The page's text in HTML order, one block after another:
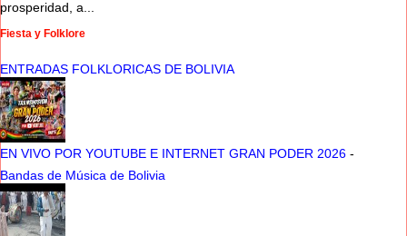
prosperidad, a...
Fiesta y Folklore
ENTRADAS FOLKLORICAS DE BOLIVIA
EN VIVO POR YOUTUBE E INTERNET GRAN PODER 2026 -
Bandas de Música de Bolivia